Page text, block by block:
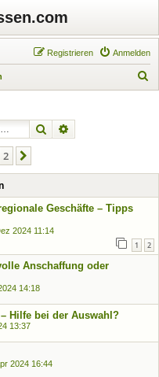
Anmelden
Registrieren
Suche
2
Geschäfte – Tipps
2024 11:14
1 2
Anschaffung oder
14:18
Hilfe bei der Auswahl?
13:37
2024 16:44